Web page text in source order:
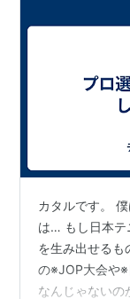
カタルです。
は… もし日本テ
を生み出せるも
の※JOP大会や
なんじゃないの